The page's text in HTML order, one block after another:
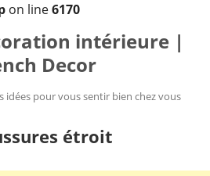
on line6170
intérieure |
Decor
idées pour vous sentir bien chez vous
étroit